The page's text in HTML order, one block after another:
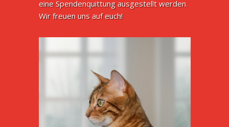
eine Spendenquittung ausgestellt werden.
Wir freuen uns auf euch!